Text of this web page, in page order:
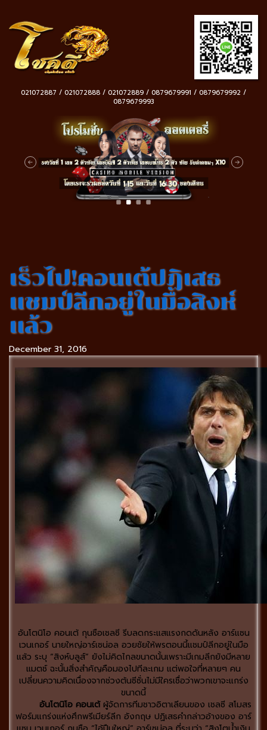
021072887 / 021072888 / 021072889 / 0879679991 / 0879679992 /
0879679993
เร็วไป!คอนเต้ปฏิเสธ
แชมป์ลีกอยู่ในมือสิงห์
แล้ว
December 31, 2016
อันโตนิโอ คอนเต้ กุนซือเชลซี รีบลดกระแสแรงกดดันหลัง อาร์แซน
เวนเกอร์ นายใหญ่อาร์เซน่อล อวยชัยให้พรตอนนี้แชมป์ลีกอยู่ในมือ
แล้ว ระบุ “สิงห์บลูส์” ยังไม่คิดไกลขนาดนั้นเพราะมีเกมลีกยังมีหลาย
แมตช์ ฉะนั้นสิ่งสำคัญคือมองไปทีละเกม แต่พอใจที่หลายๆ คน
เปลี่ยนความคิดเนื่องจากช่วงต้นซีซั่นไม่มีใครเชื่อว่าพวกเขาจะแกร่ง
ขนาดนี้
อันโตนิโอ คอนเต้ผู้จัดการทีมชาวอิตาเลียนของ เชลซี สโมสร
ฟอร์มแกร่งแห่งศึกพรีเมียร์ลีก อังกฤษ ปฏิเสธคำกล่าวอ้างของ อาร์